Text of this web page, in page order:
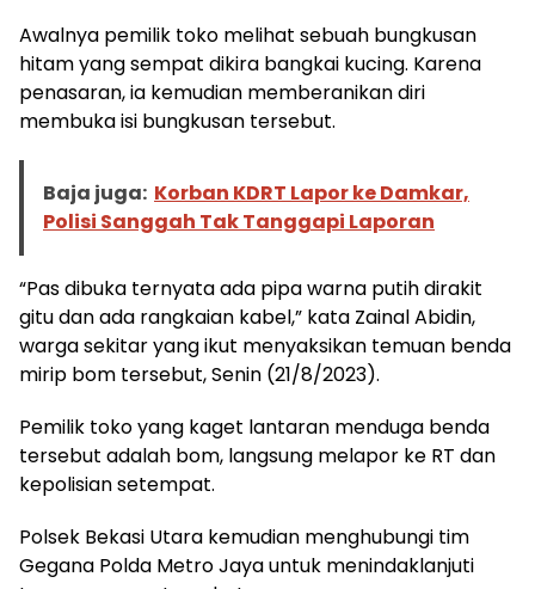
Awalnya pemilik toko melihat sebuah bungkusan
hitam yang sempat dikira bangkai kucing. Karena
penasaran, ia kemudian memberanikan diri
membuka isi bungkusan tersebut.
Baja juga: Korban KDRT Lapor ke Damkar,
Polisi Sanggah Tak Tanggapi Laporan
“Pas dibuka ternyata ada pipa warna putih dirakit
gitu dan ada rangkaian kabel,” kata Zainal Abidin,
warga sekitar yang ikut menyaksikan temuan benda
mirip bom tersebut, Senin (21/8/2023).
Pemilik toko yang kaget lantaran menduga benda
tersebut adalah bom, langsung melapor ke RT dan
kepolisian setempat.
Polsek Bekasi Utara kemudian menghubungi tim
Gegana Polda Metro Jaya untuk menindaklanjuti